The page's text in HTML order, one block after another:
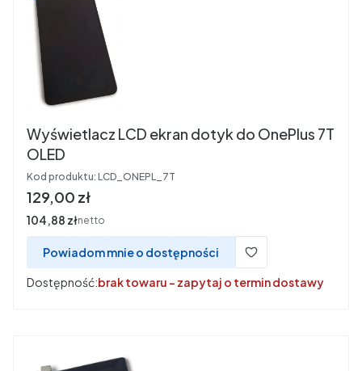
Wyświetlacz LCD ekran dotyk do OnePlus 7T
OLED
Kod produktu: LCD_ONEPL_7T
Cena
129,00 zł
Cena
104,88 złnetto
Powiadom mnie o dostępności
Dostępność:brak towaru - zapytaj o termin dostawy